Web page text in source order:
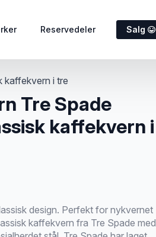
Reservedeler Salg
kaffekvern i tre
Tre Spade
kaffekvern i
design. Perfekt for nykvernet
kaffekvern fra Tre Spade med